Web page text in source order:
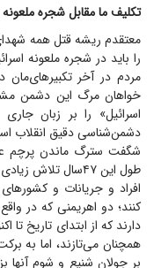
تکلیف ما مقابل شجره ملعونه
معتقدم ریشه قتل همه
را باید در شجره ملعونه
خواهان مرگ این دشمن
اسرائیل» را بر زبان
دشمن‌شناسی دقیق انقلاب
شگفت سترگ ماندن پرچم
طول این ۴۷سال
افراد و جریانات و
کنند؛ دو اهریمنی که در
دارند که از ابتدای تاریخ تا
همچنان می‌تازند، اما به